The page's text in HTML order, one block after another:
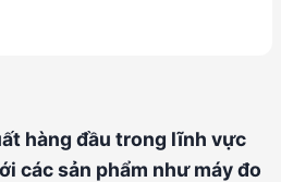
hàng đầu trong lĩnh vực
các sản phẩm như máy đo